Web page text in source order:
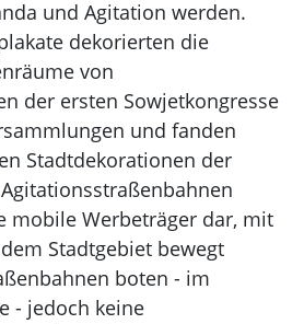
und Agitation werden.
dekorierten die
von
der ersten Sowjetkongresse
und fanden
Stadtdekorationen der
mobile Werbeträger dar, mit
Stadtgebiet bewegt
boten - im
- jedoch keine